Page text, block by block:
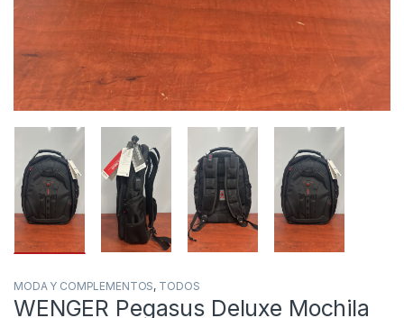
MODA Y COMPLEMENTOS, TODOS
WENGER Pegasus Deluxe Mochila